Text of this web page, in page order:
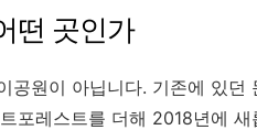
떤 곳인가
공원이 아닙니다. 기존에 있던
포레스트를 더해 2018년에